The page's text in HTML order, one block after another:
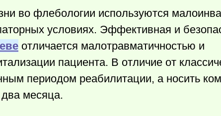
во флебологии используются
условиях. Эффективная и
отличается малотравматичностью и
пациента. В отличие от
периодом реабилитации, а носить
месяца.